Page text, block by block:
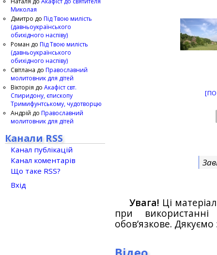
Увага! Ці
при
обов’язкове.
Миколая
Дмитро до Під Твою милість
(давньоукраїнського
обихідного наспіву)
Роман до Під Твою милість
(давньоукраїнського
обихідного наспіву)
Світлана до Православний
молитовник для дітей
Вікторія до Акафіст свт.
Спиридону, єпископу
Тримифунтському, чудотворцю
Андрій до Православний
молитовник для дітей
Канали RSS
Канал публікацій
Канал коментарів
Що таке RSS?
Вхід